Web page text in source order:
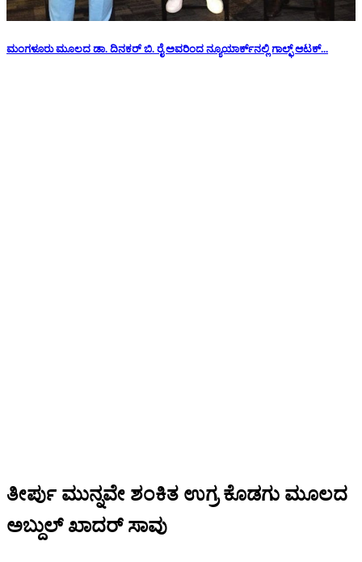
ಮಂಗಳೂರು ಮೂಲದ ಡಾ. ದಿನಕರ್ ಬಿ. ರೈ ಅವರಿಂದ ನ್ಯೂಯಾರ್ಕ್‌ನಲ್ಲಿ ಗಾಲ್ಫ್ ಆಟಕ್...
ತೀರ್ಪು ಮುನ್ನವೇ ಶಂಕಿತ ಉಗ್ರ ಕೊಡಗು ಮೂಲದ
ಅಬ್ದುಲ್ ಖಾದರ್ ಸಾವು